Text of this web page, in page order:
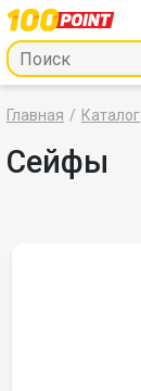
Главная Каталог
Сейфы